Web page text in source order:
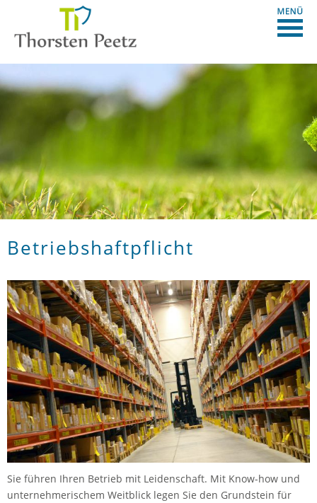
Betriebshaftpflicht
Sie führen Ihren Betrieb mit Leidenschaft. Mit Know-how und
unternehmerischem Weitblick legen Sie den Grundstein für